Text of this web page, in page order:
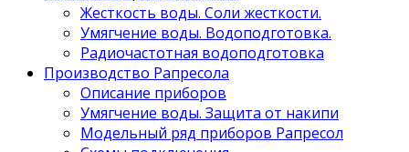
Жесткость воды. Соли жесткости.
Умягчение воды. Водоподготовка.
Радиочастотная водоподготовка
Производство Рапресола
Описание приборов
Умягчение воды. Защита от накипи
Модельный ряд приборов Рапресол